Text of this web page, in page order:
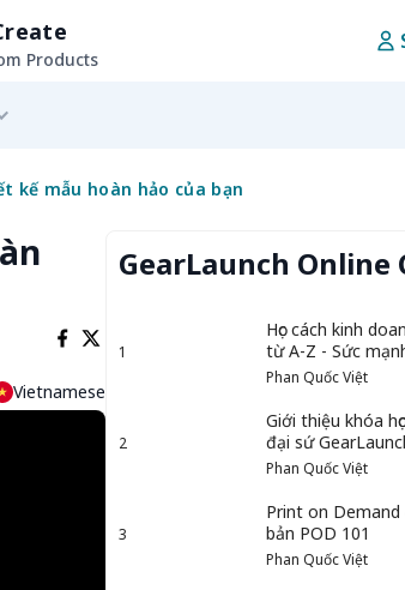
Products
kế mẫu hoàn hảo của bạn
Vietnamese
GearLaunch Online
1
Học cách kinh
từ A-Z - Sức
doanh online
Phan Quốc Việt
2
Giới thiệu khóa
đại sứ
Phan Quốc Việt
3
Print on
bản POD 101
Phan Quốc Việt